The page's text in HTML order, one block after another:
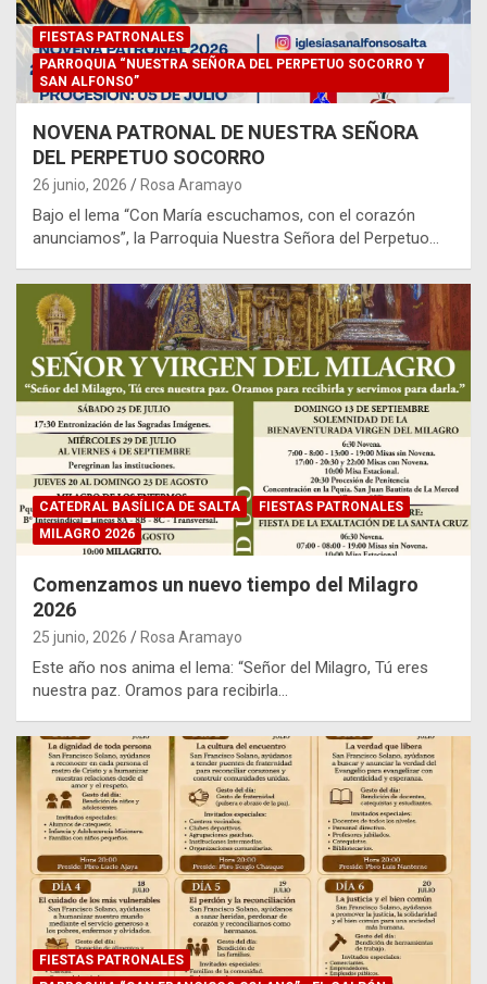
FIESTAS PATRONALES
PARROQUIA “NUESTRA SEÑORA DEL PERPETUO SOCORRO Y
SAN ALFONSO”
NOVENA PATRONAL DE NUESTRA SEÑORA
DEL PERPETUO SOCORRO
26 junio, 2026 Rosa Aramayo
Bajo el lema “Con María escuchamos, con el corazón
anunciamos”, la Parroquia Nuestra Señora del Perpetuo…
CATEDRAL BASÍLICA DE SALTA
FIESTAS PATRONALES
MILAGRO 2026
Comenzamos un nuevo tiempo del Milagro
2026
25 junio, 2026 Rosa Aramayo
Este año nos anima el lema: “Señor del Milagro, Tú eres
nuestra paz. Oramos para recibirla…
FIESTAS PATRONALES